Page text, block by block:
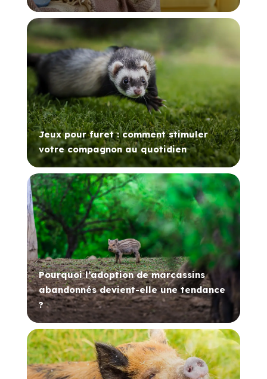
Jeux pour furet : comment stimuler
votre compagnon au quotidien
Pourquoi l’adoption de marcassins
abandonnés devient-elle une tendance
?